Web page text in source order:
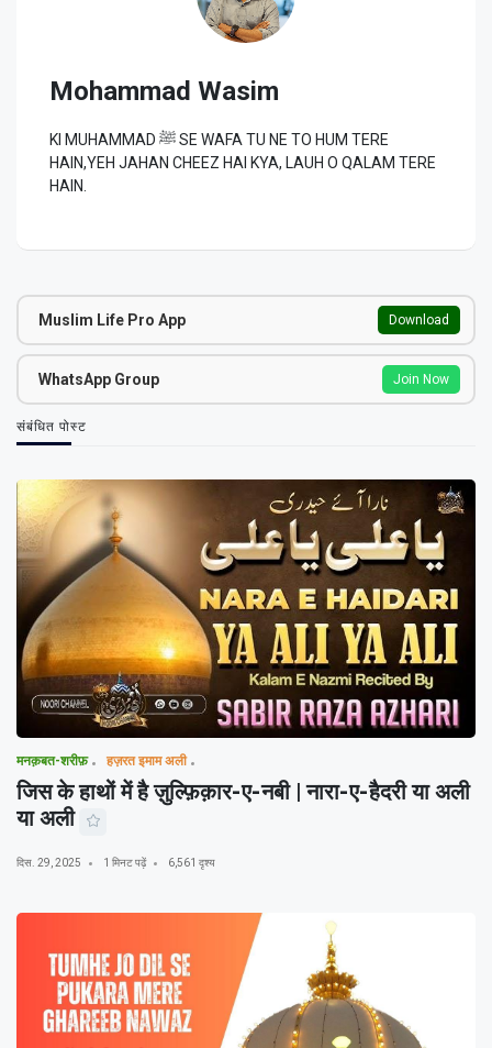
Mohammad Wasim
KI MUHAMMAD ﷺ SE WAFA TU NE TO HUM TERE
HAIN,YEH JAHAN CHEEZ HAI KYA, LAUH O QALAM TERE
HAIN.
Muslim Life Pro App Download
WhatsApp Group Join Now
संबंधित पोस्ट
मनक़बत-शरीफ़ हज़रत इमाम अली
जिस के हाथों में है ज़ुल्फ़िक़ार-ए-नबी | नारा-ए-हैदरी या अली
या अली
दिस. 29, 2025 1 मिनट पढ़ें 6,561 दृश्य